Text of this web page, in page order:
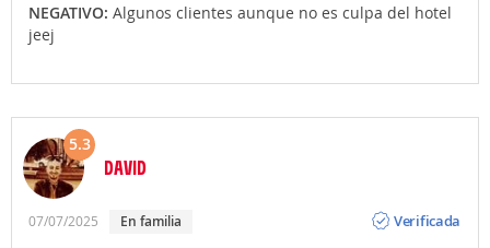
NEGATIVO: Algunos clientes aunque no es culpa del hotel
jeej
5.3
DAVID
07/07/2025 En familia
Verificada